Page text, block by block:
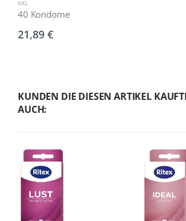
XXL
40 Kondome
21,89 €
KUNDEN DIE DIESEN ARTIKEL
AUCH: